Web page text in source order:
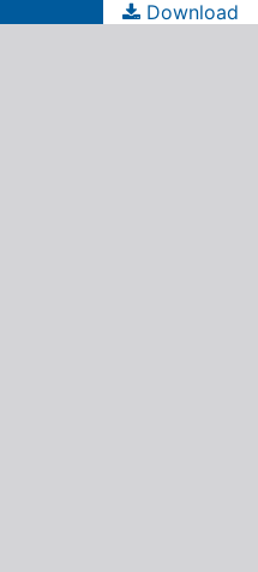
Download